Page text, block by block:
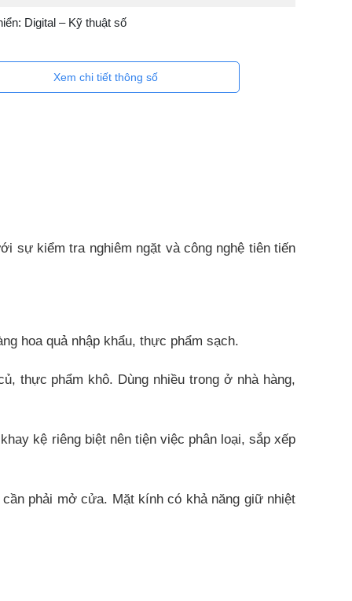
Digital – Kỹ thuật số
Xem chi tiết thông số
sự kiểm tra nghiêm ngặt và công nghệ tiên tiến
hoa quả nhập khẩu, thực phẩm sạch.
thực phẩm khô. Dùng nhiều trong ở nhà hàng,
kệ riêng biệt nên tiện việc phân loại, sắp xếp
phải mở cửa. Mặt kính có khả năng giữ nhiệt